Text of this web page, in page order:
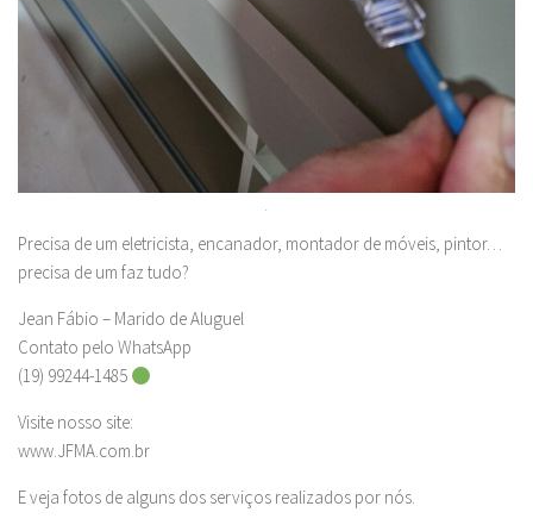
.
Precisa de um eletricista, encanador, montador de móveis, pintor…
precisa de um faz tudo?
Jean Fábio – Marido de Aluguel
Contato pelo WhatsApp
(19) 99244-1485
Visite nosso site:
www.JFMA.com.br
E veja fotos de alguns dos serviços realizados por nós.